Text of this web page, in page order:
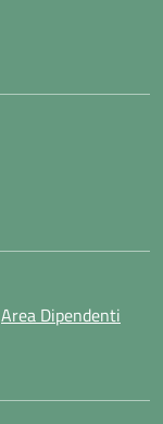
Area Dipendenti